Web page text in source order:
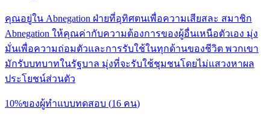
คุณอยู่ใน Abnegation ฝ่ายที่อุทิศตนเพื่อความเสียสละ สมาชิก
Abnegation ให้คุณค่ากับความต้องการของผู้อื่นเหนือตัวเอง มุ่ง
มั่นเพื่อความถ่อมตัวและการรับใช้ในทุกด้านของชีวิต พวกเขา
มักรับบทบาทในรัฐบาล มุ่งที่จะรับใช้ชุมชนโดยไม่แสวงหาผล
ประโยชน์ส่วนตัว
10%ของผู้ทำแบบทดสอบ (16 คน)